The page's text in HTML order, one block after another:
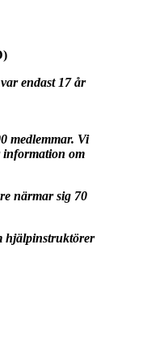
endast 17 år
medlemmar. Vi
information om
närmar sig 70
hjälpinstruktörer